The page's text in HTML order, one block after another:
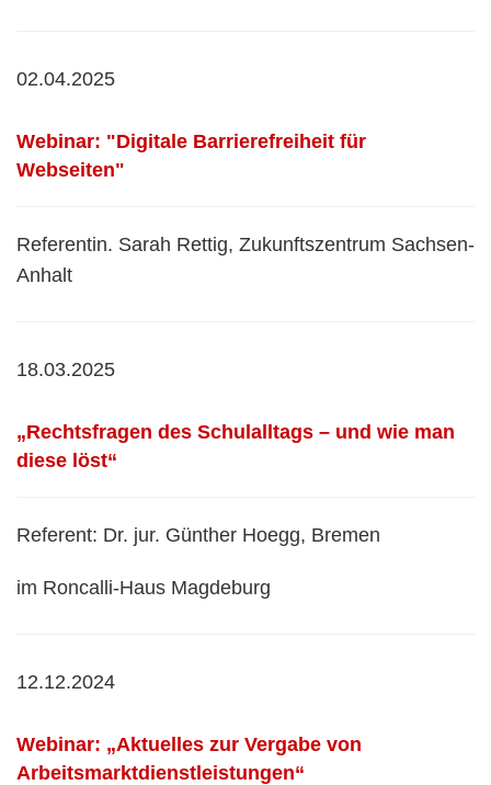
02.04.2025
Webinar: "Digitale Barrierefreiheit für
Webseiten"
Referentin. Sarah Rettig, Zukunftszentrum Sachsen-
Anhalt
18.03.2025
„Rechtsfragen des Schulalltags – und wie man
diese löst“
Referent: Dr. jur. Günther Hoegg, Bremen
im Roncalli-Haus Magdeburg
12.12.2024
Webinar: „Aktuelles zur Vergabe von
Arbeitsmarktdienstleistungen“